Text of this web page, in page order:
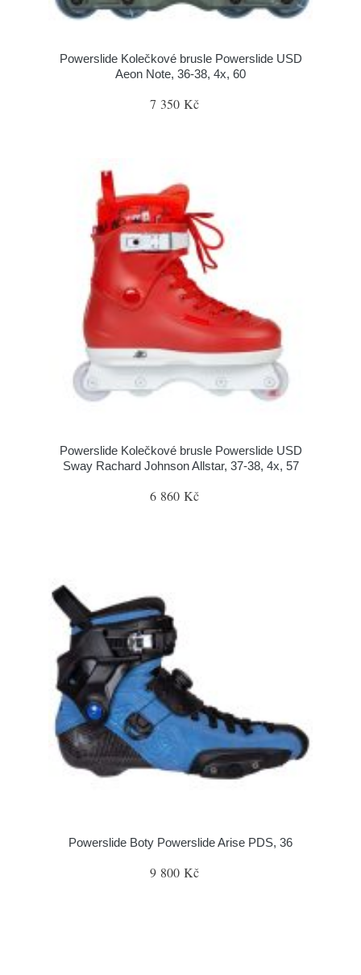
Powerslide Kolečkové brusle Powerslide USD
Aeon Note, 36-38, 4x, 60
7 350 Kč
Powerslide Kolečkové brusle Powerslide USD
Sway Rachard Johnson Allstar, 37-38, 4x, 57
6 860 Kč
Powerslide Boty Powerslide Arise PDS, 36
9 800 Kč